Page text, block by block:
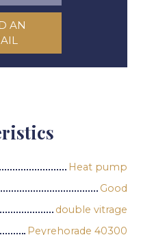
AN
Heat pump
Good
double vitrage
Peyrehorade 40300